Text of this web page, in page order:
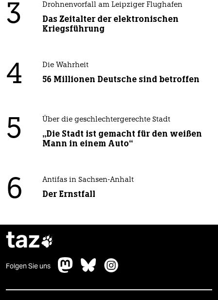
3 Drohnenvorfall am Leipziger Flughafen
Das Zeitalter der elektronischen
Kriegsführung
4 Die Wahrheit
56 Millionen Deutsche sind betroffen
5 Über die geschlechtergerechte Stadt
„Die Stadt ist gemacht für den weißen
Mann in einem Auto“
6 Antifas in Sachsen-Anhalt
Der Ernstfall
taz
Folgen Sie uns